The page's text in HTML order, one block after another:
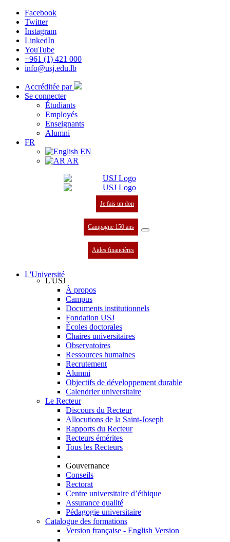
Facebook
Twitter
Instagram
LinkedIn
YouTube
+961 (1) 421 000
info@usj.edu.lb
Accréditée par
Se connecter
Étudiants
Employés
Enseignants
Alumni
FR
EN
AR
Je fais un don
Campagne 150 ans
Aides financières
L'Université
L'USJ
À propos
Campus
Documents institutionnels
Fondation USJ
Écoles doctorales
Chaires universitaires
Observatoires
Ressources humaines
Recrutement
Alumni
Objectifs de développement durable
Calendrier universitaire
Le Recteur
Discours du Recteur
Allocutions de la Saint-Joseph
Rapports du Recteur
Recteurs émérites
Tous les Recteurs
Gouvernance
Conseils
Rectorat
Centre universitaire d’éthique
Assurance qualité
Pédagogie universitaire
Catalogue des formations
Version française - English Version